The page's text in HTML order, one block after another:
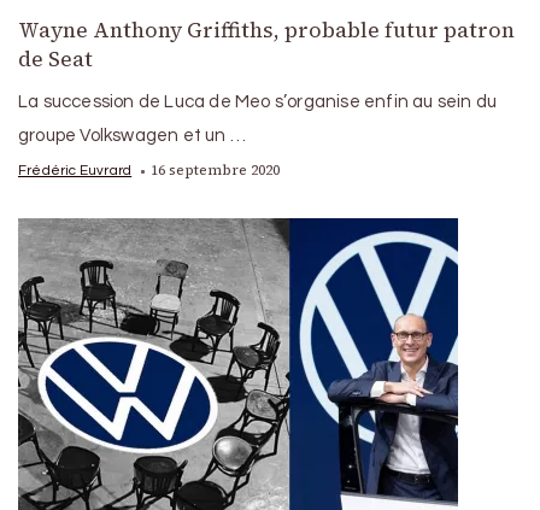
Wayne Anthony Griffiths, probable futur patron
de Seat
La succession de Luca de Meo s’organise enfin au sein du
groupe Volkswagen et un …
Frédéric Euvrard 16 septembre 2020